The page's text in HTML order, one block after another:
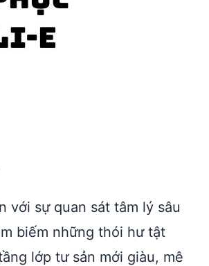
với sự quan sát tâm lý sâu
biếm những thói hư tật
lớp tư sản mới giàu, mê